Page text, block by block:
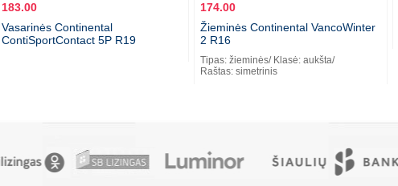
183.00
Vasarinės Continental
ContiSportContact 5P R19
174.00
Žieminės Continental VancoWinter
2 R16
Tipas: žieminės/ Klasė: aukšta/
Raštas: simetrinis